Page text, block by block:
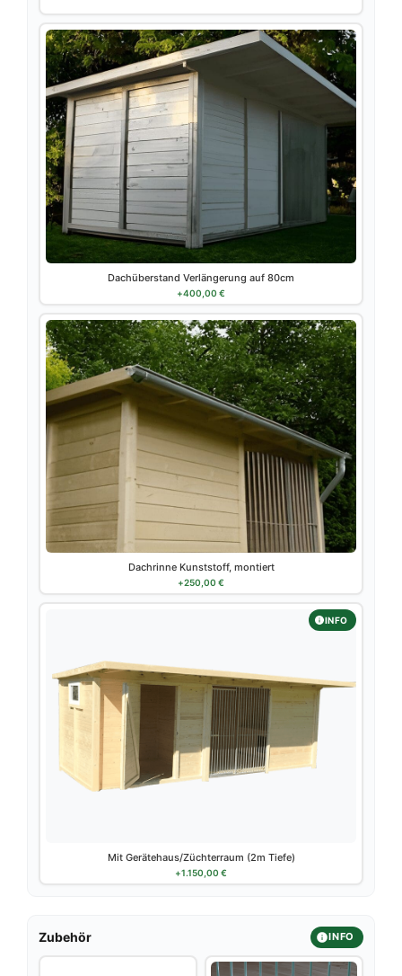
Dachüberstand Verlängerung auf 80cm
+400,00 €
Dachrinne Kunststoff, montiert
+250,00 €
Mit Gerätehaus/Züchterraum (2m Tiefe)
+1.150,00 €
INFO
Zubehör INFO